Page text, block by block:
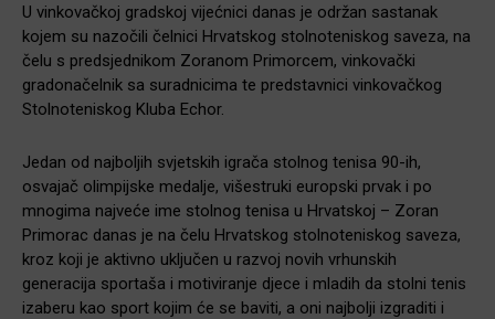
U vinkovačkoj gradskoj vijećnici danas je održan sastanak
kojem su nazočili čelnici Hrvatskog stolnoteniskog saveza, na
čelu s predsjednikom Zoranom Primorcem, vinkovački
gradonačelnik sa suradnicima te predstavnici vinkovačkog
Stolnoteniskog Kluba Echor.
Jedan od najboljih svjetskih igrača stolnog tenisa 90-ih,
osvajač olimpijske medalje, višestruki europski prvak i po
mnogima najveće ime stolnog tenisa u Hrvatskoj – Zoran
Primorac danas je na čelu Hrvatskog stolnoteniskog saveza,
kroz koji je aktivno uključen u razvoj novih vrhunskih
generacija sportaša i motiviranje djece i mladih da stolni tenis
izaberu kao sport kojim će se baviti, a oni najbolji izgraditi i